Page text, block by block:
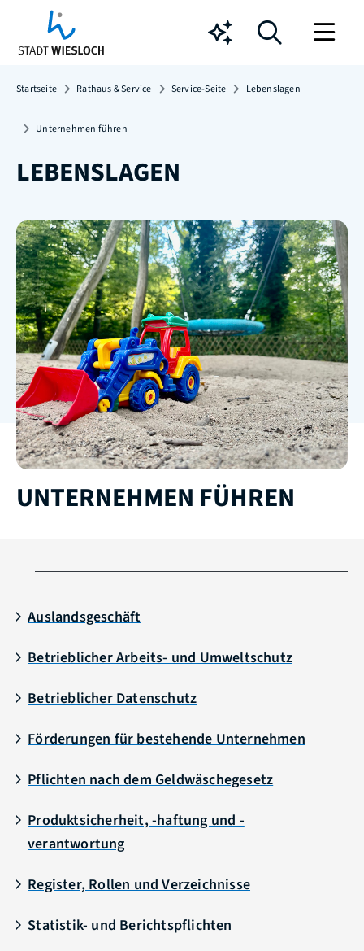
Chatbot
Startseite Rathaus & Service Service-Seite Lebenslagen
Unternehmen führen
LEBENSLAGEN
UNTERNEHMEN FÜHREN
Auslandsgeschäft
Betrieblicher Arbeits- und Umweltschutz
Betrieblicher Datenschutz
Förderungen für bestehende Unternehmen
Pflichten nach dem Geldwäschegesetz
Produktsicherheit, -haftung und -
verantwortung
Register, Rollen und Verzeichnisse
Statistik- und Berichtspflichten